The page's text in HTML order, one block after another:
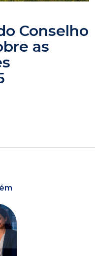
Conselho
as